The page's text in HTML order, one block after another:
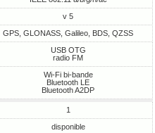
v 5
GPS, GLONASS, Galileo, BDS, QZSS
USB OTG
radio FM
Wi-Fi bi-bande
Bluetooth LE
Bluetooth A2DP
1
disponible